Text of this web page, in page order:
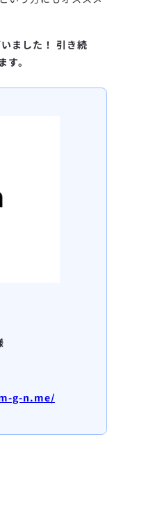
ました！ 引き続
。
g-n.me/